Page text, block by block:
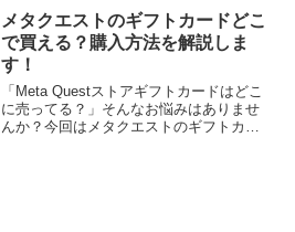
し、いつ購入に踏み切るか悩みますよ
ね。結論、メタクエスト3...
メタクエストのギフトカードどこ
で買える？購入方法を解説しま
す！
「Meta Questストアギフトカードはどこ
に売ってる？」そんなお悩みはありませ
んか？今回はメタクエストのギフトカー